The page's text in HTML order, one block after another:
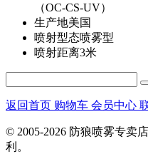
（OC-CS-UV）
生产地美国
喷射型态喷雾型
喷射距离3米
返回首页 购物车 会员中心
© 2005-2026 防狼喷雾专卖
利。